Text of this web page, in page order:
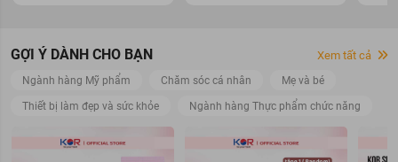
GỢI Ý DÀNH CHO BẠN
Ngành hàng Mỹ phẩm Chăm sóc cá nhân Mẹ và bé
Thiết bị làm đẹp và sức khỏe Ngành hàng Thực phẩm chức năng
Xem tất cả